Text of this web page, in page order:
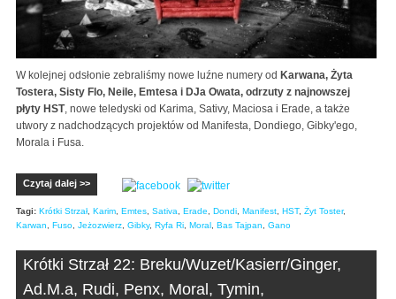
W kolejnej odsłonie zebraliśmy nowe luźne numery od Karwana, Żyta
Tostera, Sisty Flo, Neile, Emtesa i DJa Owata, odrzuty z najnowszej
płyty HST, nowe teledyski od Karima, Sativy, Maciosa i Erade, a także
utwory z nadchodzących projektów od Manifesta, Dondiego, Gibky'ego,
Morala i Fusa.
Czytaj dalej >>
Tagi: Krótki Strzał, Karim Emtes Sativa Erade Dondi Manifest HST, Żyt Toster,
Karwan
Fuso Jeżozwierz Gibky, Ryfa Ri Moral Bas Tajpan Gano
Krótki Strzał 22: Breku/Wuzet/Kasierr/Ginger,
Ad.M.a, Rudi, Penx, Moral, Tymin,